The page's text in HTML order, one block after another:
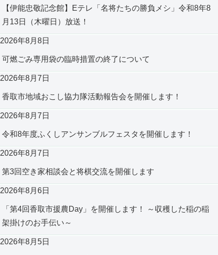
【伊能忠敬記念館】Eテレ「名将たちの勝負メシ」令和8年8
月13日（木曜日）放送！
2026年8月8日
可燃ごみ専用袋の臨時措置の終了について
2026年8月7日
香取市地域おこし協力隊活動報告会を開催します！
2026年8月7日
令和8年度ふくしアンサンブルフェスタを開催します！
2026年8月7日
第3回空き家相談会と将棋交流を開催します
2026年8月6日
「第4回香取市援農Day」を開催します！ ～収穫した稲の稲
架掛けのお手伝い～
2026年8月5日